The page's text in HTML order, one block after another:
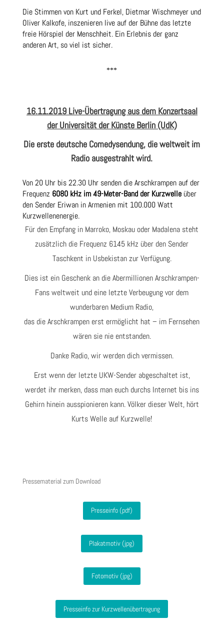
Die Stimmen von Kurt und Ferkel, Dietmar Wischmeyer und
Oliver Kalkofe, inszenieren live auf der Bühne das letzte
freie Hörspiel der Menschheit. Ein Erlebnis der ganz
anderen Art, so viel ist sicher.
***
16.11.2019 Live-Übertragung aus dem Konzertsaal
der Universität der Künste Berlin (UdK)
Die erste deutsche Comedysendung, die weltweit im
Radio ausgestrahlt wird.
Von 20 Uhr bis 22.30 Uhr senden die Arschkrampen auf der
Frequenz 6080 kHz im 49-Meter-Band der Kurzwelleüber
den Sender Eriwan in Armenien mit 100.000 Watt
Kurzwellenenergie.
Für den Empfang in Marroko, Moskau oder Madalena steht
zusätzlich die Frequenz 6145 kHz über den Sender
Taschkent in Usbekistan zur Verfügung.
Dies ist ein Geschenk an die Abermillionen Arschkrampen-
Fans weltweit und eine letzte Verbeugung vor dem
wunderbaren Medium Radio,
das die Arschkrampen erst ermöglicht hat – im Fernsehen
wären sie nie entstanden.
Danke Radio, wir werden dich vermissen.
Erst wenn der letzte UKW-Sender abgeschaltet ist,
werdet ihr merken, dass man euch durchs Internet bis ins
Gehirn hinein ausspionieren kann. Völker dieser Welt, hört
Kurts Welle auf Kurzwelle!
Pressematerial zum Download
Presseinfo (pdf)
Plakatmotiv (jpg)
Fotomotiv (jpg)
Presseinfo zur Kurzwellenübertragung